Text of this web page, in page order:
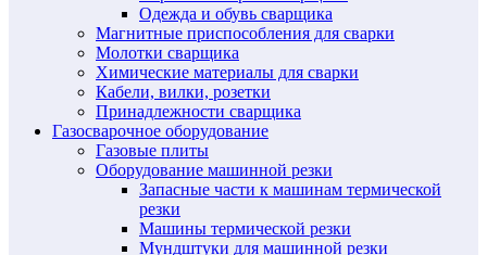
Одежда и обувь сварщика
Магнитные приспособления для сварки
Молотки сварщика
Химические материалы для сварки
Кабели, вилки, розетки
Принадлежности сварщика
Газосварочное оборудование
Газовые плиты
Оборудование машинной резки
Запасные части к машинам термической
резки
Машины термической резки
Мундштуки для машинной резки